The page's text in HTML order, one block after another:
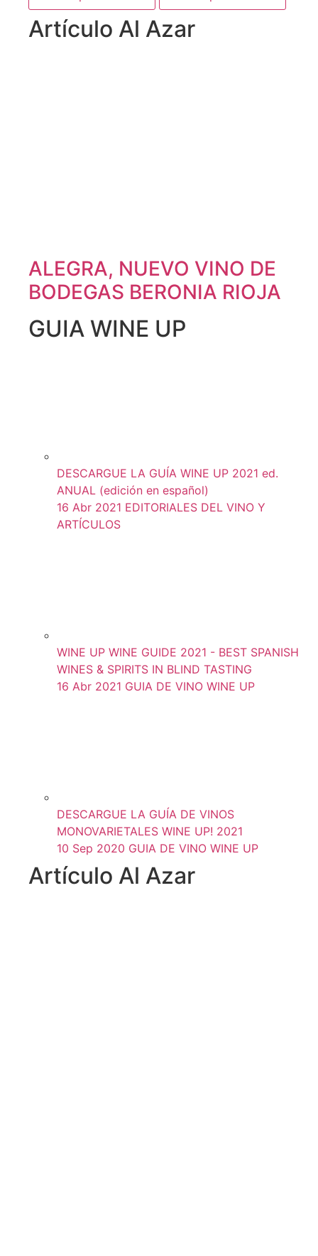
Artículo Al Azar
ALEGRA, NUEVO VINO DE
BODEGAS BERONIA RIOJA
GUIA WINE UP
DESCARGUE LA GUÍA WINE UP 2021 ed.
ANUAL (edición en español)
16 Abr 2021 EDITORIALES DEL VINO Y
ARTÍCULOS
WINE UP WINE GUIDE 2021 - BEST SPANISH
WINES & SPIRITS IN BLIND TASTING
16 Abr 2021 GUIA DE VINO WINE UP
DESCARGUE LA GUÍA DE VINOS
MONOVARIETALES WINE UP! 2021
10 Sep 2020 GUIA DE VINO WINE UP
Artículo Al Azar